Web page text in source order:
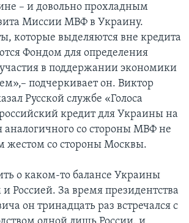
– и довольно прохладным
Миссии МВФ в Украину.
которые выделяются вне кредита
Фондом для определения
участия в поддержании экономики
подчеркивает он. Виктор
Русской службе «Голоса
кредит для Украины на
аналогичного со стороны МВФ не
жестом со стороны Москвы.
о каком-то балансе Украины
Россией. За время президентства
он тринадцать раз встречался с